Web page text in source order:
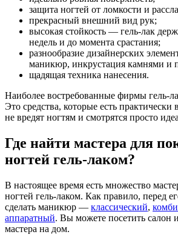
защита ногтей от ломкости и
прекрасный внешний вид рук;
высокая стойкость — гель-лак
недель и до момента срастания;
разнообразие дизайнерских
маникюр, инкрустация камнями и
щадящая техника нанесения.
Наиболее востребованные фирмы гель-
Это средства, которые есть
не вредят ногтям и смотрятся просто
Где найти мастера для
ногтей гель-лаком?
В настоящее время есть множество
ногтей гель-лаком. Как правило, перед
сделать маникюр — классический,
аппаратный. Вы можете посетить салон
мастера на дом.